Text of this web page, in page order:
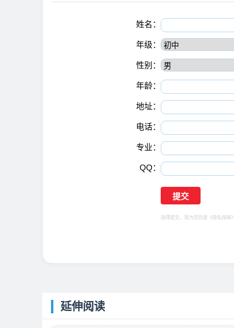
姓名：
年级：
性别：
年龄：
地址：
电话：
专业：
QQ：
选择提交，视为您同意 《隐私保障》
延伸阅读